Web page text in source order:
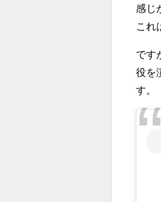
感じ
これ
です
役を
す。